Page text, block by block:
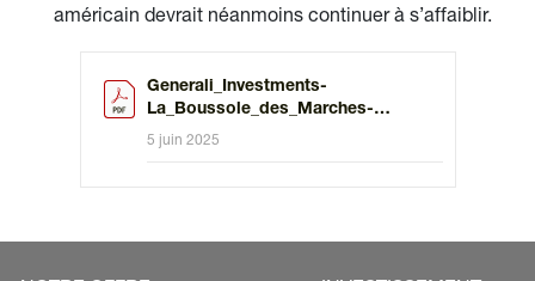
américain devrait néanmoins continuer à s’affaiblir.
Generali_Investments-
La_Boussole_des_Marches-
Juin2025-vf.pdf
5 juin 2025